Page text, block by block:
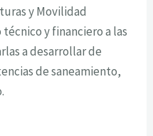
y Movilidad
y financiero a las
a desarrollar de
de saneamiento,